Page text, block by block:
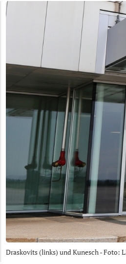
Draskovits (links) und Kunesch - Foto: